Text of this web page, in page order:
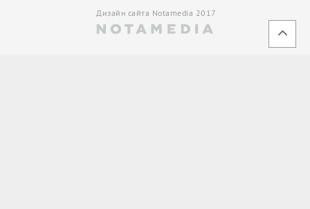
Дизайн сайта Notamedia 2017